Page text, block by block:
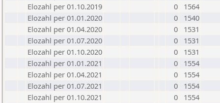
Elozahl per 01.10.2019
0
1564
Elozahl per 01.01.2020
0
1540
Elozahl per 01.04.2020
0
1531
Elozahl per 01.07.2020
0
1531
Elozahl per 01.10.2020
0
1531
Elozahl per 01.01.2021
0
1554
Elozahl per 01.04.2021
0
1554
Elozahl per 01.07.2021
0
1554
Elozahl per 01.10.2021
0
1554